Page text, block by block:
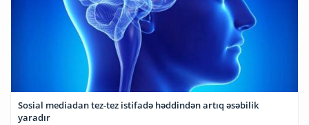
Sosial mediadan tez-tez istifadə həddindən artıq əsəbilik
yaradır